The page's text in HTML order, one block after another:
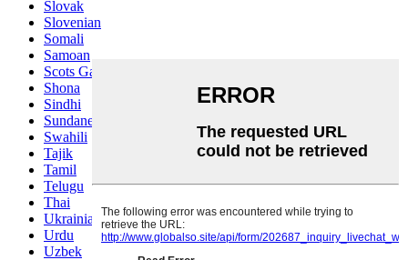
Slovak
Slovenian
Somali
Samoan
Scots Gaelic
Shona
Sindhi
Sundanese
Swahili
Tajik
Tamil
Telugu
Thai
Ukrainian
Urdu
Uzbek